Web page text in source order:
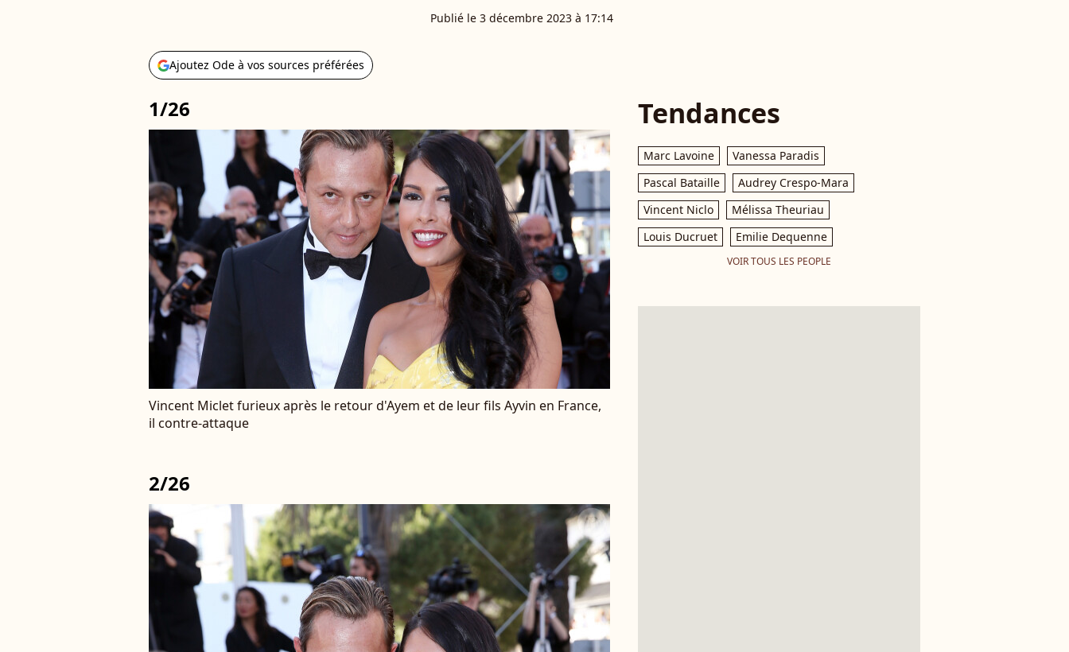
Publié le 3 décembre 2023 à 17:14
Ajoutez Ode à vos sources préférées
1/26
Vincent Miclet furieux après le retour d'Ayem et de leur fils Ayvin en France,
il contre-attaque
2/26
Tendances
Marc Lavoine
Vanessa Paradis
Pascal Bataille
Audrey Crespo-Mara
Vincent Niclo
Mélissa Theuriau
Louis Ducruet
Emilie Dequenne
VOIR TOUS LES PEOPLE